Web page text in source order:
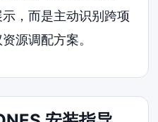
，而是主动识别跨项
源调配方案。